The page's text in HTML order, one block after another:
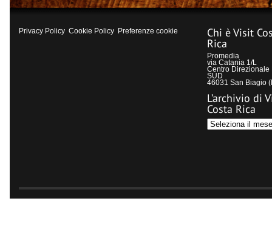
Privacy Policy Cookie Policy Preferenze cookie Chi è Visit
Rica
Promedia
via Catania 1/L
Centro Direzionale
SUD
46031 San Biagio
L’archivio di
Costa Rica
L’archivio
di